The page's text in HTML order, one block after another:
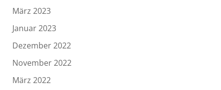
März 2023
Januar 2023
Dezember 2022
November 2022
März 2022